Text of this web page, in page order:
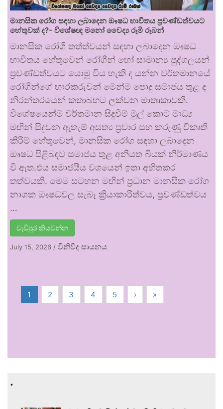
මානසික රෝග සඳහා ලබාදෙන ඖෂධ භාවිතය ප්‍රචණ්ඩත්වයට
හේතුවක් ද?- විශේෂඥ මනෝ වෛද්‍ය රූමි රූබන්
මානසික රෝගී තත්ත්වයන් සඳහා ලබාදෙන ඖෂධ
භාවිතය හේතුවෙන් රෝගීන් හෝ සාමාන්‍ය පුද්ගලයන්
ප්‍රචණ්ඩත්වයට යොමු විය හැකි ද යන්න වර්තමානයේ
රෝගීන්ගේ භාරකරුවන් මෙන්ම පොදු සමාජය තුළ ද
නිරන්තරයෙන් කතාබහට ලක්වන මාතෘකාවකි.
විශේෂයෙන්ම වර්තමාන සිදුවීම් මුල් කොට මාධ්‍ය
මඟින් සිදුවන ඇතැම් අසත්‍ය ප්‍රචාර සහ කරුණු විකෘති
කිරීම් හේතුවෙන්, මානසික රෝග සඳහා ලබාදෙන
ඖෂධ පිළිබඳව සමාජය තුළ අනියත බියක් නිර්මාණය
වී ඇත.එය සමාජයීය වශයෙන් ඉතා අහිතකර
තත්වයකි. මෙම සටහන මඟින් ප්‍රධාන මානසික රෝග
නාශක ඖෂධවල සැබෑ ක්‍රියාකාරීත්වය, ප්‍රචණ්ඩත්වය
…
වැඩිපුර කියවන්න
July 15, 2026 / විනිවිද සායනය
1 2 3 4 5 › »
.